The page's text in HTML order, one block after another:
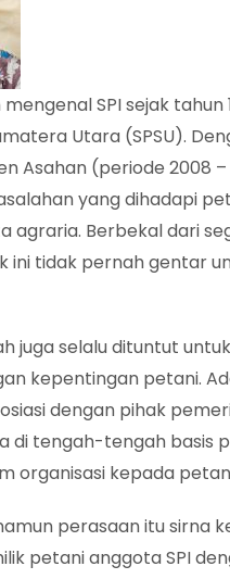
SPI sejak tahun
Utara (SPSU).
Asahan (periode 2008 –
yang dihadapi
agraria. Berbekal dari
ini tidak pernah gentar
juga selalu dituntut
kepentingan petani.
dengan pihak
di tengah-tengah basis
organisasi kepada
perasaan itu sirna
petani anggota SPI